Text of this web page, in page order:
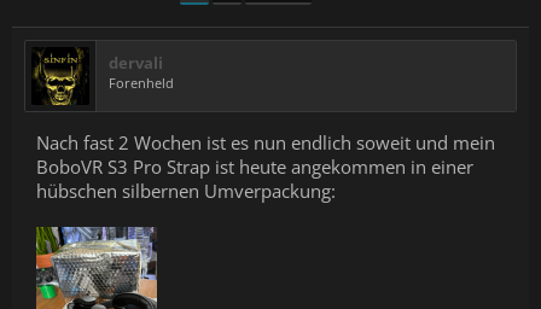
dervali
Forenheld
Nach fast 2 Wochen ist es nun endlich soweit und mein
BoboVR S3 Pro Strap ist heute angekommen in einer
hübschen silbernen Umverpackung: